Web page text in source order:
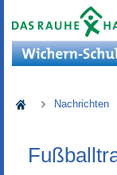
Wichern-Schule
Nachrichten